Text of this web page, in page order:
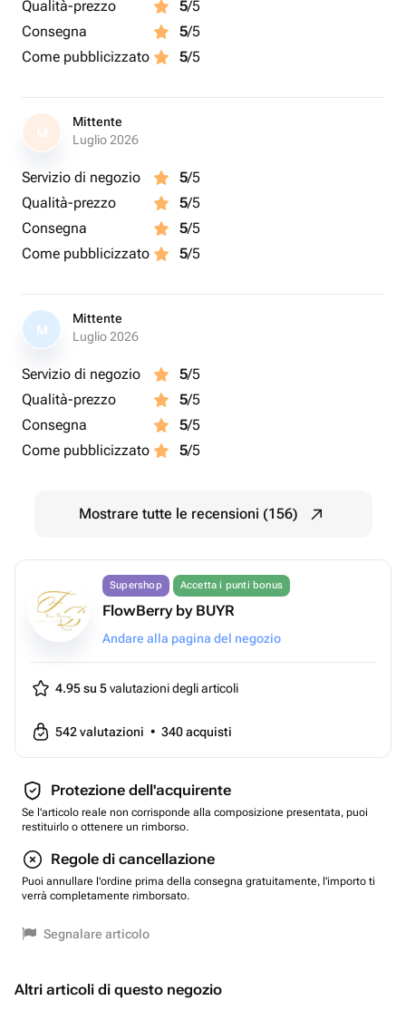
Qualità-prezzo 5/5
Consegna
5/5
Come pubblicizzato
5/5
M
Mittente
Luglio 2026
Servizio di negozio 5/5
Qualità-prezzo
5/5
Consegna
5/5
Come pubblicizzato
5/5
M
Mittente
Luglio 2026
Servizio di negozio 5/5
Qualità-prezzo
5/5
Consegna
5/5
Come pubblicizzato
5/5
Mostrare tutte le recensioni (156)
Supershop Accetta i punti bonus
FlowBerry by BUYR
Andare alla pagina del negozio
4.95 su 5valutazioni degli articoli
542valutazioni • 340acquisti
Protezione dell'acquirente
Se l'articolo reale non corrisponde alla composizione presentata, puoi
restituirlo o ottenere un rimborso.
Regole di cancellazione
Puoi annullare l'ordine prima della consegna gratuitamente, l'importo ti
verrà completamente rimborsato.
Segnalare articolo
Altri articoli di questo negozio